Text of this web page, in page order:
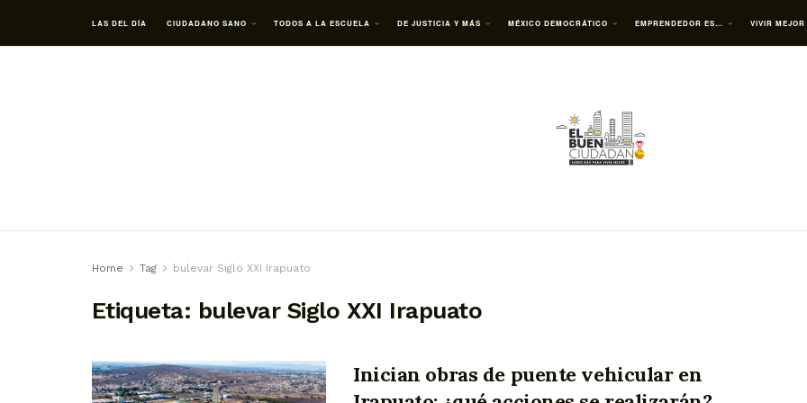
LAS DEL DÍA CIUDADANO SANO TODOS A LA ESCUELA DE JUSTICIA Y MÁS MÉXICO DEMOCRÁTICO EMPRENDEDOR ES… VIVIR MEJOR
Home Tag bulevar Siglo XXI Irapuato
Etiqueta: bulevar Siglo XXI Irapuato
Inician obras de puente vehicular en